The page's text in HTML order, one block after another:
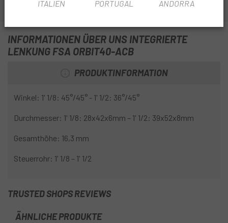
INFORMATIONEN ÜBER UNS INTEGRIERTE
LENKUNG FSA ORBIT40-ACB
PRODUKTINFORMATION
Winkel: 1' 1/8: 45°/45° - 1' 1/2: 36°/45°
Durchmesser: 1' 1/8: 28x42x6mm – 1' 1/2: 39x52x8mm
Gesamthöhe: 16,3 mm
Steuerrohr: 1' 1/8 – 1' 1/2
TRUSTED SHOPS REVIEWS
ÄHNLICHE PRODUKTE
ITALIEN PORTUGAL ANDORRA